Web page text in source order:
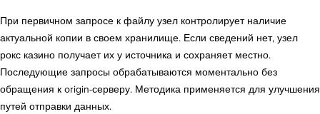
При первичном запросе к файлу узел контролирует наличие
актуальной копии в своем хранилище. Если сведений нет, узел
рокс казино получает их у источника и сохраняет местно.
Последующие запросы обрабатываются моментально без
обращения к origin-серверу. Методика применяется для улучшения
путей отправки данных.